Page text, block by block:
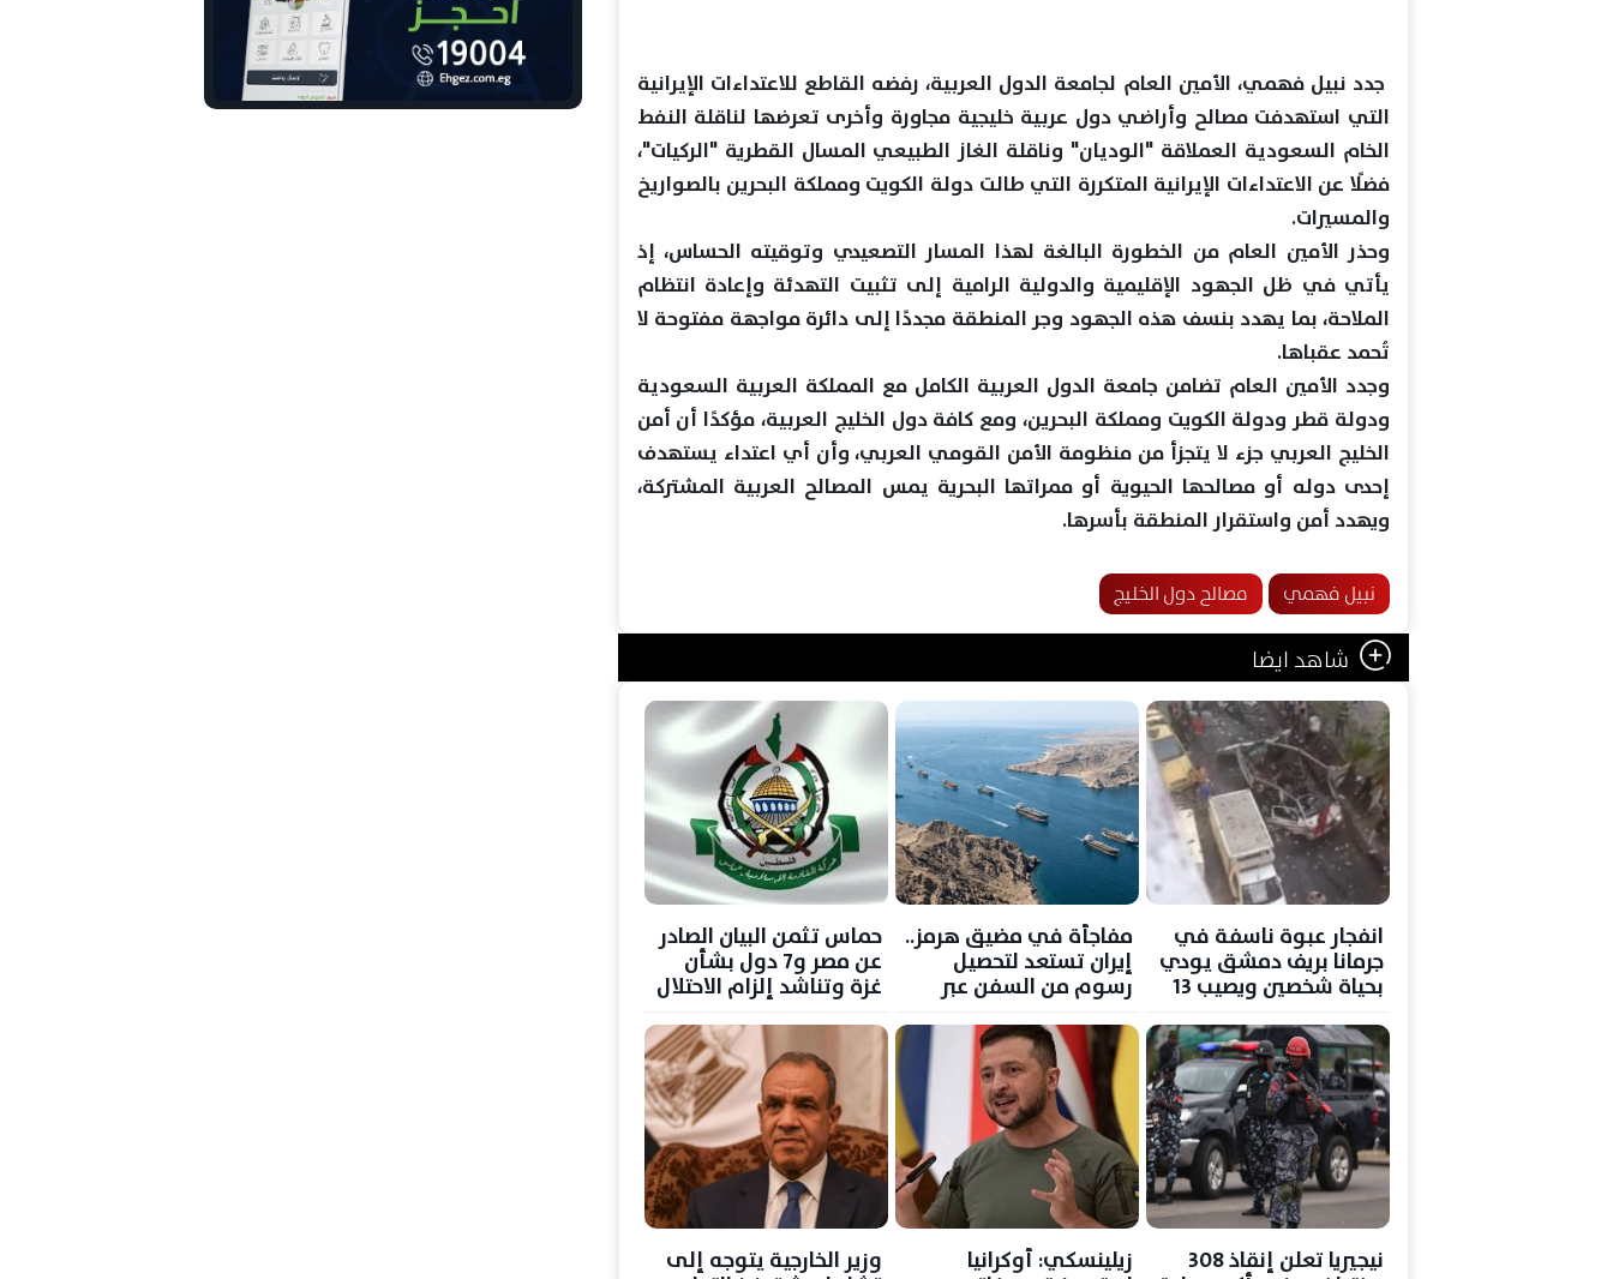
جدد نبيل فهمي، الأمين العام لجامعة الدول العربية، رفضه القاطع للاعتداءات الإيرانية
التي استهدفت مصالح وأراضي دول عربية خليجية مجاورة وأخرى تعرضها لناقلة النفط
الخام السعودية العملاقة "الوديان" وناقلة الغاز الطبيعي المسال القطرية "الركيات"،
فضلًا عن الاعتداءات الإيرانية المتكررة التي طالت دولة الكويت ومملكة البحرين بالصواريخ
والمسيرات.
وحذر الأمين العام من الخطورة البالغة لهذا المسار التصعيدي وتوقيته الحساس، إذ
يأتي في ظل الجهود الإقليمية والدولية الرامية إلى تثبيت التهدئة وإعادة انتظام
الملاحة، بما يهدد بنسف هذه الجهود وجر المنطقة مجددًا إلى دائرة مواجهة مفتوحة لا
تُحمد عقباها.
وجدد الأمين العام تضامن جامعة الدول العربية الكامل مع المملكة العربية السعودية
ودولة قطر ودولة الكويت ومملكة البحرين، ومع كافة دول الخليج العربية، مؤكدًا أن أمن
الخليج العربي جزء لا يتجزأ من منظومة الأمن القومي العربي، وأن أي اعتداء يستهدف
إحدى دوله أو مصالحها الحيوية أو ممراتها البحرية يمس المصالح العربية المشتركة،
ويهدد أمن واستقرار المنطقة بأسرها.
نبيل فهمي مصالح دول الخليج
شاهد ايضا
انفجار عبوة ناسفة في
جرمانا بريف دمشق يودي
بحياة شخصين ويصيب 13
مفاجأة في مضيق هرمز..
إيران تستعد لتحصيل
رسوم من السفن عبر
حماس تثمن البيان الصادر
عن مصر و7 دول بشأن
غزة وتناشد إلزام الاحتلال
نيجيريا تعلن إنقاذ 308
زيلينسكي: أوكرانيا
وزير الخارجية يتوجه إلى